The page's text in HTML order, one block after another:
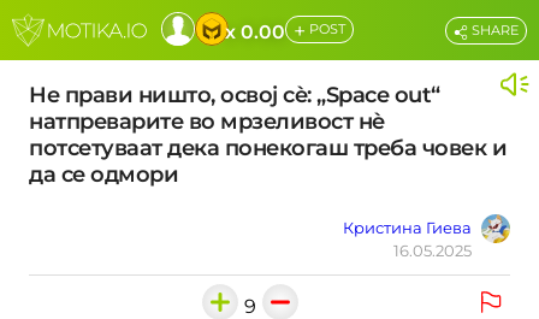
x 0.00 + POST
Не прави ништо, освој сѐ: „Space out“
натпреварите во мрзеливост нѐ
потсетуваат дека понекогаш треба човек и
да се одмори
Кристина Гиева
16.05.2025
SHARE
9